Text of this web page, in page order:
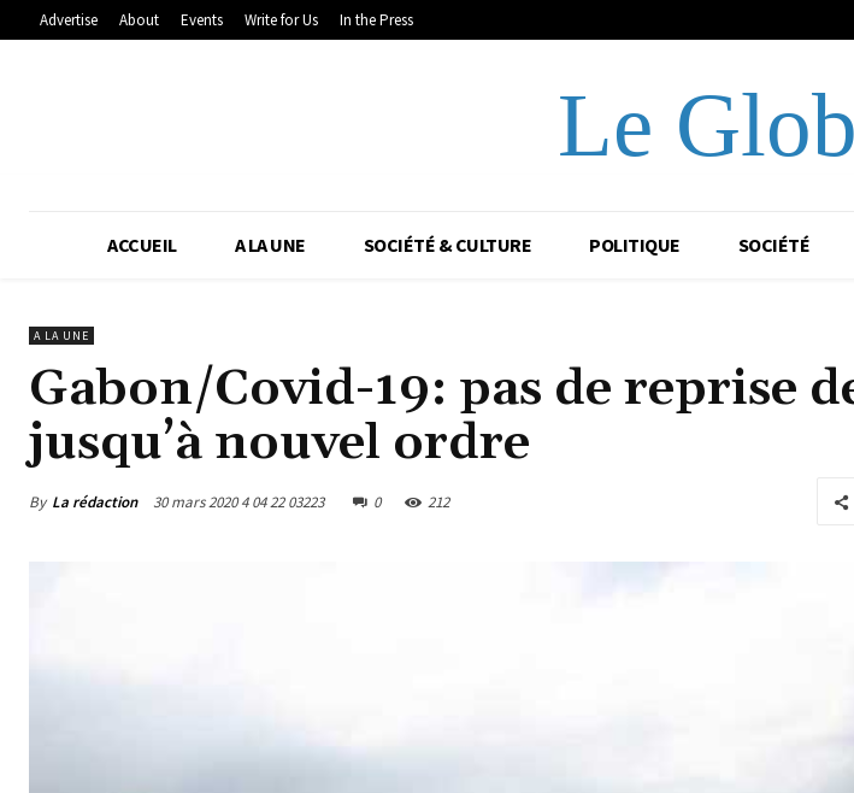
Advertise About Events Write for Us In the Press
Le
ACCUEIL A LA UNE SOCIÉTÉ & CULTURE POLITIQUE SOCIÉTÉ
A LA UNE
Gabon/Covid-19: pas de reprise
jusqu’à nouvel ordre
By La rédaction 30 mars 2020 4 04 22 03223 0 212